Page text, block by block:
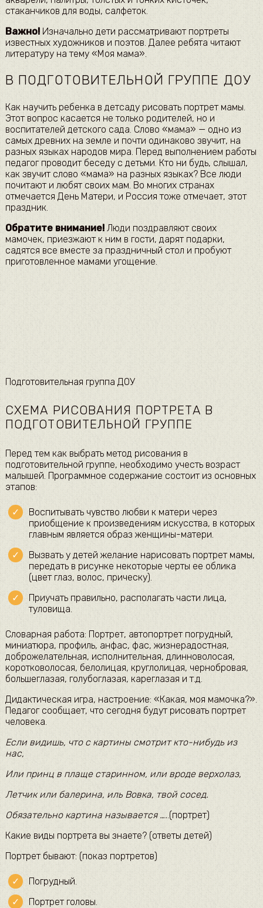
стаканчиков для воды, салфеток.
Важно!Изначально дети рассматривают портреты
известных художников и поэтов. Далее ребята читают
литературу на тему «Моя мама».
В ПОДГОТОВИТЕЛЬНОЙ ГРУППЕ ДОУ
Как научить ребенка в детсаду рисовать портрет мамы.
Этот вопрос касается не только родителей, но и
воспитателей детского сада. Слово «мама» — одно из
самых древних на земле и почти одинаково звучит, на
разных языках народов мира. Перед выполнением работы
педагог проводит беседу с детьми. Кто ни будь, слышал,
как звучит слово «мама» на разных языках? Все люди
почитают и любят своих мам. Во многих странах
отмечается День Матери, и Россия тоже отмечает, этот
праздник.
Обратите внимание!Люди поздравляют своих
мамочек, приезжают к ним в гости, дарят подарки,
садятся все вместе за праздничный стол и пробуют
приготовленное мамами угощение.
Подготовительная группа ДОУ
СХЕМА РИСОВАНИЯ ПОРТРЕТА В
ПОДГОТОВИТЕЛЬНОЙ ГРУППЕ
Перед тем как выбрать метод рисования в
подготовительной группе, необходимо учесть возраст
малышей. Программное содержание состоит из основных
этапов:
Воспитывать чувство любви к матери через
приобщение к произведениям искусства, в которых
главным является образ женщины-матери.
Вызвать у детей желание нарисовать портрет мамы,
передать в рисунке некоторые черты ее облика
(цвет глаз, волос, прическу).
Приучать правильно, располагать части лица,
туловища.
Словарная работа: Портрет, автопортрет погрудный,
миниатюра, профиль, анфас, фас, жизнерадостная,
доброжелательная, исполнительная, длинноволосая,
коротковолосая, белолицая, круглолицая, чернобровая,
большеглазая, голубоглазая, кареглазая и т.д.
Дидактическая игра, настроение: «Какая, моя мамочка?».
Педагог сообщает, что сегодня будут рисовать портрет
человека.
Если видишь, что с картины смотрит кто-нибудь из
нас,
Или принц в плаще старинном, или вроде верхолаз,
Летчик или балерина, иль Вовка, твой сосед.
Обязательно картина называется …..(портрет)
Какие виды портрета вы знаете? (ответы детей)
Портрет бывают: (показ портретов)
Погрудный.
Портрет головы.